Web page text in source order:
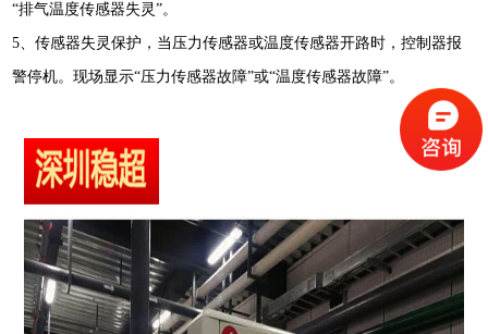
“排气温度传感器失灵”。
5、传感器失灵保护，当压力传感器或温度传感器开路时，控制器报
警停机。现场显示“压力传感器故障”或“温度传感器故障”。